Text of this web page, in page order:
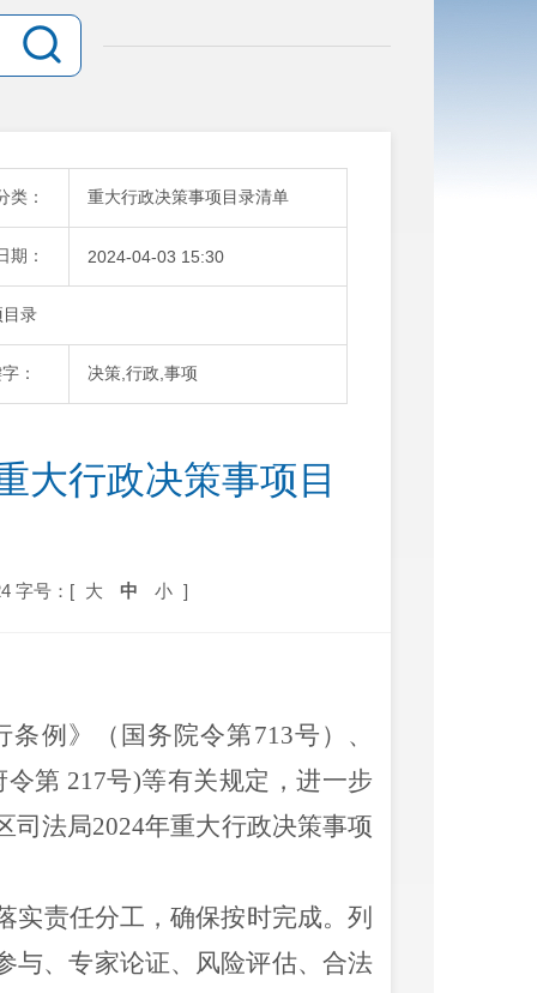
类： 重大行政决策事项目录清单
期： 2024-04-03 15:30
目录
： 决策,行政,事项
大行政决策事项目
字号：[ 大 中 小 ]
条例》（国务院令第713号） 、
令第 217号)等有关规定，进一步
司法局2024年重大行政决策事项
实责任分工，确保按时完成。列
与、专家论证、风险评估、合法